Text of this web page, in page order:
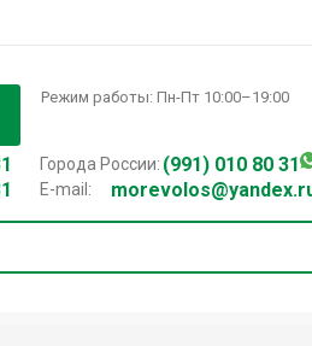
Режим работы: Пн-Пт 10:00–19:00
Города России: (991) 010 80 31
E-mail: